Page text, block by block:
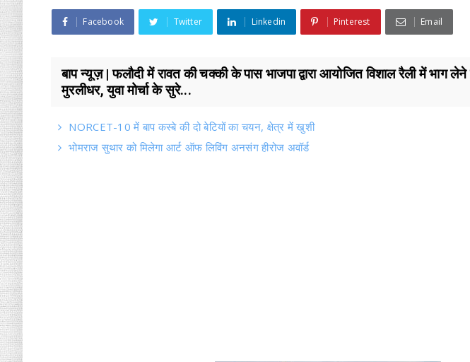
Facebook Twitter Linkedin Pinterest Email
बाप न्यूज़ | फलौदी में रावत की चक्की के पास भाजपा द्वारा आयोजित विशाल रैली में भाग
मुरलीधर, युवा मोर्चा के सुरे...
NORCET-10 में बाप कस्बे की दो बेटियों का चयन, क्षेत्र में खुशी
भोमराज सुथार को मिलेगा आर्ट ऑफ लिविंग अनसंग हीरोज अवॉर्ड